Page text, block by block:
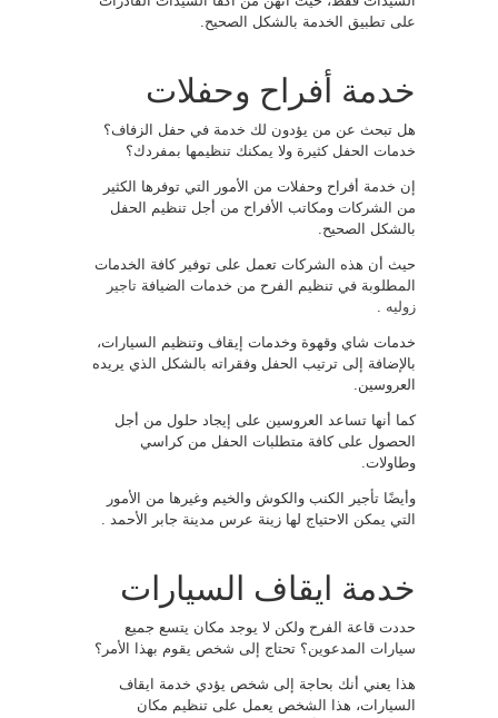
على تطبيق الخدمة بالشكل الصحيح.
خدمة أفراح وحفلات
هل تبحث عن من يؤدون لك خدمة في حفل الزفاف؟
خدمات الحفل كثيرة ولا يمكنك تنظيمها بمفردك؟
إن خدمة أفراح وحفلات من الأمور التي توفرها الكثير
من الشركات ومكاتب الأفراح من أجل تنظيم الحفل
بالشكل الصحيح.
حيث أن هذه الشركات تعمل على توفير كافة الخدمات
المطلوبة في تنظيم الفرح من خدمات الضيافة تاجير
زوليه
خدمات شاي وقهوة وخدمات إيقاف وتنظيم السيارات،
بالإضافة إلى ترتيب الحفل وفقراته بالشكل الذي يريده
العروسين.
كما أنها تساعد العروسين على إيجاد حلول من أجل
الحصول على كافة متطلبات الحفل من كراسي
وطاولات.
وأيضًا تأجير الكنب والكوش والخيم وغيرها من الأمور
التي يمكن الاحتياج لها زينة عرس مدينة جابر الأحمد .
خدمة ايقاف السيارات
حددت قاعة الفرح ولكن لا يوجد مكان يتسع جميع
سيارات المدعوين؟ تحتاج إلى شخص يقوم بهذا الأمر؟
هذا يعني أنك بحاجة إلى شخص يؤدي خدمة ايقاف
السيارات، هذا الشخص يعمل على تنظيم مكان